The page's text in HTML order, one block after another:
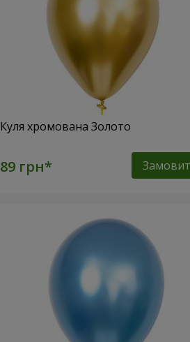
Куля хромована Золото